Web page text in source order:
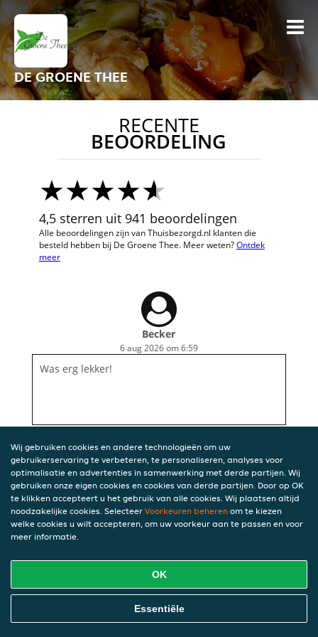
DE GROENE THEE
RECENTE
BEOORDELING
4,5 sterren uit 941 beoordelingen
Alle beoordelingen zijn van Thuisbezorgd.nl klanten die
besteld hebben bij De Groene Thee. Meer weten?Ontdek
meer
Becker
6 aug 2026 om 6:59
Was erg lekker!
Wij gebruiken cookies en andere technologieën om uw
gebruikerservaring te verbeteren, te personaliseren, analyses voor
optimalisatie en advertenties in samenwerking met derde partijen. Wij
gebruiken onze eigen cookies en cookies van derde partijen. Door op OK
te klikken accepteert u het gebruik van alle cookies. Wij plaatsen altijd
noodzakelijke cookies. Selecteer Voorkeuren beheren om te kiezen
welke cookies u wilt accepteren, om uw voorkeur aan te passen en voor
meer informatie.
OK
Essentiële